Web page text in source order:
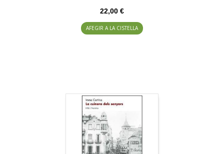
22,00 €
AFEGIR A LA CISTELLA